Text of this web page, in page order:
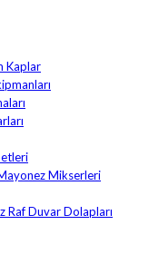
Kaplar
Mikserleri
Raf Duvar Dolapları